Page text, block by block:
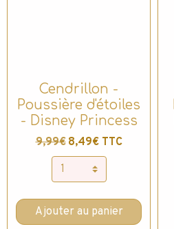
Cendrillon -
Poussière d'étoiles
- Disney Princess
9,99€ 8,49€ TTC
Ajouter au panier